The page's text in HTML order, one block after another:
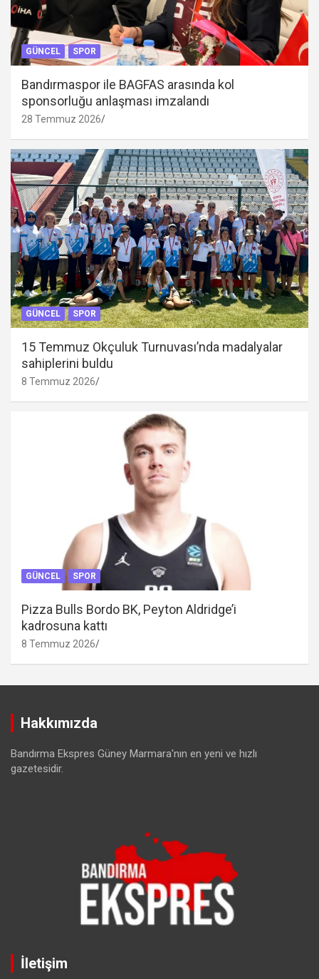
GÜNCEL SPOR
Bandırmaspor ile BAGFAS arasında kol
sponsorluğu anlaşması imzalandı
28 Temmuz 2026
GÜNCEL SPOR
15 Temmuz Okçuluk Turnuvası’nda madalyalar
sahiplerini buldu
8 Temmuz 2026
GÜNCEL SPOR
Pizza Bulls Bordo BK, Peyton Aldridge’i
kadrosuna kattı
8 Temmuz 2026
Hakkımızda
Bandırma Ekspres Güney Marmara'nın en yeni ve hızlı
gazetesidir.
İletişim